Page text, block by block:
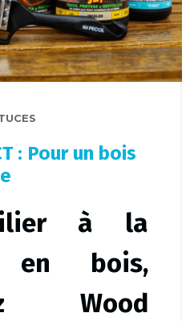
: Pour un bois
à la
en bois,
Wood